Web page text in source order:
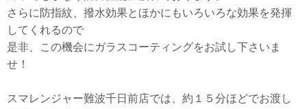
さらに防指紋、撥水効果とほかにもいろいろな効果を発揮
してくれるので
是非、この機会にガラスコーティングをお試し下さいま
せ！
スマレンジャー難波千日前店では、約１５分ほどでお渡し